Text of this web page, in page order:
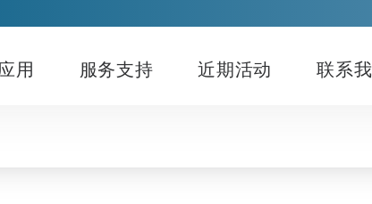
用 服务支持 近期活动 联系